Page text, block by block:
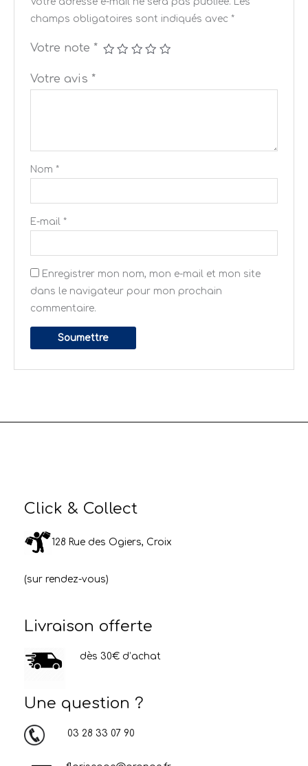
champs obligatoires sont indiqués avec *
Votre note *
Votre avis *
Nom *
E-mail *
Enregistrer mon nom, mon e-mail et mon site
dans le navigateur pour mon prochain
commentaire.
Click & Collect
128 Rue des Ogiers, Croix
(sur rendez-vous)
Livraison offerte
dès 30€ d’achat
Une question ?
03 28 33 07 90